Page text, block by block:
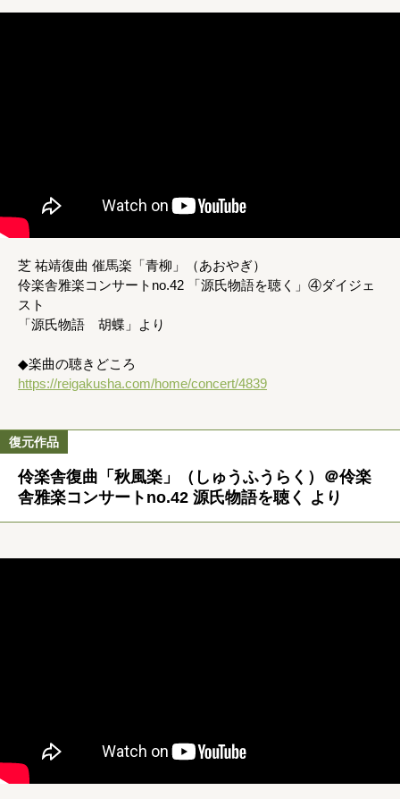
芝 祐靖復曲 催馬楽「青柳」（あおやぎ）
伶楽舎雅楽コンサートno.42 「源氏物語を聴く」④ダイジェ
スト
「源氏物語 胡蝶」より
◆楽曲の聴きどころ
https://reigakusha.com/home/concert/4839
復元作品
伶楽舎復曲「秋風楽」（しゅうふうらく）＠伶楽
舎雅楽コンサートno.42 源氏物語を聴く より